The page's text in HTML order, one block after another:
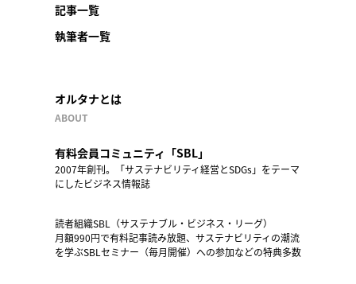
記事一覧
執筆者一覧
オルタナとは
ABOUT
有料会員コミュニティ「SBL」
2007年創刊。「サステナビリティ経営とSDGs」をテーマ
にしたビジネス情報誌
読者組織SBL（サステナブル・ビジネス・リーグ）
月額990円で有料記事読み放題、サステナビリティの潮流
を学ぶSBLセミナー（毎月開催）への参加などの特典多数